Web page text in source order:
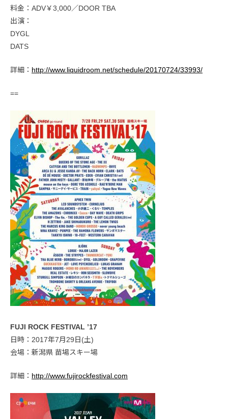
料金：ADV￥3,000／DOOR TBA
出演：
DYGL
DATS
詳細： http://www.liquidroom.net/schedule/20170724/33993/
==
FUJI ROCK FESTIVAL ’17
日時：2017年7月29日(土)
会場：新潟県 苗場スキー場
詳細： http://www.fujirockfestival.com